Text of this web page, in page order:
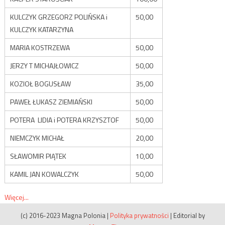
KULCZYK GRZEGORZ POLIŃSKA i
KULCZYK KATARZYNA
50,00
MARIA KOSTRZEWA
50,00
JERZY T MICHAJŁOWICZ
50,00
KOZIOŁ BOGUSŁAW
35,00
PAWEŁ ŁUKASZ ZIEMIAŃSKI
50,00
POTERA LIDIA i POTERA KRZYSZTOF
50,00
NIEMCZYK MICHAŁ
20,00
SŁAWOMIR PIĄTEK
10,00
KAMIL JAN KOWALCZYK
50,00
Więcej...
(c) 2016-2023 Magna Polonia | Polityka prywatności | Editorial by